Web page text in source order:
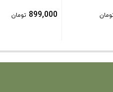
899,000 تومان